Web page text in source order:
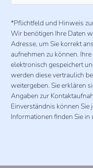
*Pflichtfeld und Hinweis
Wir benötigen Ihre Daten
Adresse, um Sie korrekt
aufnehmen zu können.
elektronisch gespeichert
werden diese vertraulich
weitergeben. Sie erklären
Angaben zur
Einverständnis können
Informationen finden Sie in